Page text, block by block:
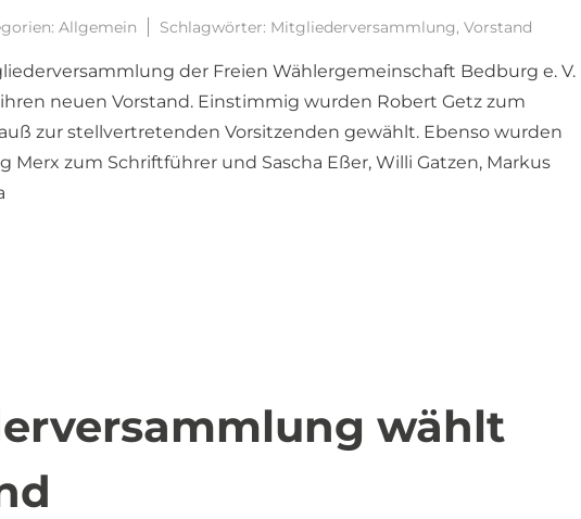
Allgemein Schlagwörter: Mitgliederversammlung, Vorstand
der Freien Wählergemeinschaft Bedburg e. V.
neuen Vorstand. Einstimmig wurden Robert Getz zum
zur stellvertretenden Vorsitzenden gewählt. Ebenso wurden
Merx zum Schriftführer und Sascha Eßer, Willi Gatzen, Markus
wählt